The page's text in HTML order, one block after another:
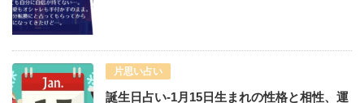
片思い占い
誕生日占い-1月15日生まれの性格と相性、運